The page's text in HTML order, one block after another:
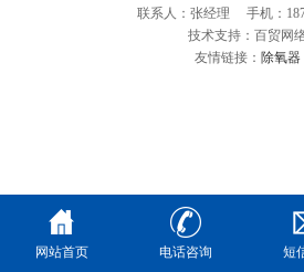
联系人：张经理 手机：
技术支持：百贸网
友情链接： 除氧器
网站首页 电话咨询 短